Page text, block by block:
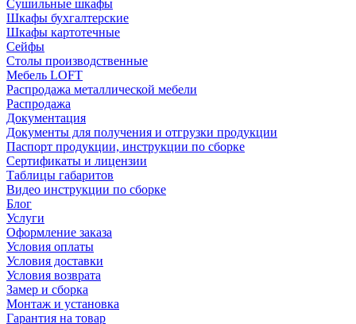
Сушильные шкафы
Шкафы бухгалтерские
Шкафы картотечные
Сейфы
Столы производственные
Мебель LOFT
Распродажа металлической мебели
Распродажа
Документация
Документы для получения и отгрузки продукции
Паспорт продукции, инструкции по сборке
Сертификаты и лицензии
Таблицы габаритов
Видео инструкции по сборке
Блог
Услуги
Оформление заказа
Условия оплаты
Условия доставки
Условия возврата
Замер и сборка
Монтаж и установка
Гарантия на товар